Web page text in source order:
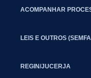
ACOMPANHAR
LEIS E OUTROS
REGIN/JUCERJA